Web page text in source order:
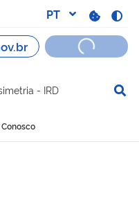
- IRD